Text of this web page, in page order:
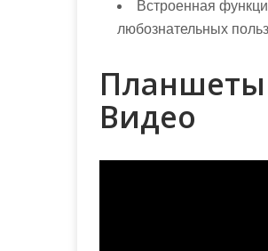
Встроенная
любознательных
Планшеты
Видео